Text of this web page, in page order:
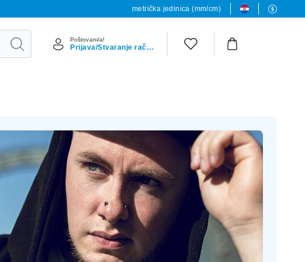
metrička jedinica (mm/cm)
Poštovani/a!
Prijava/Stvaranje računa